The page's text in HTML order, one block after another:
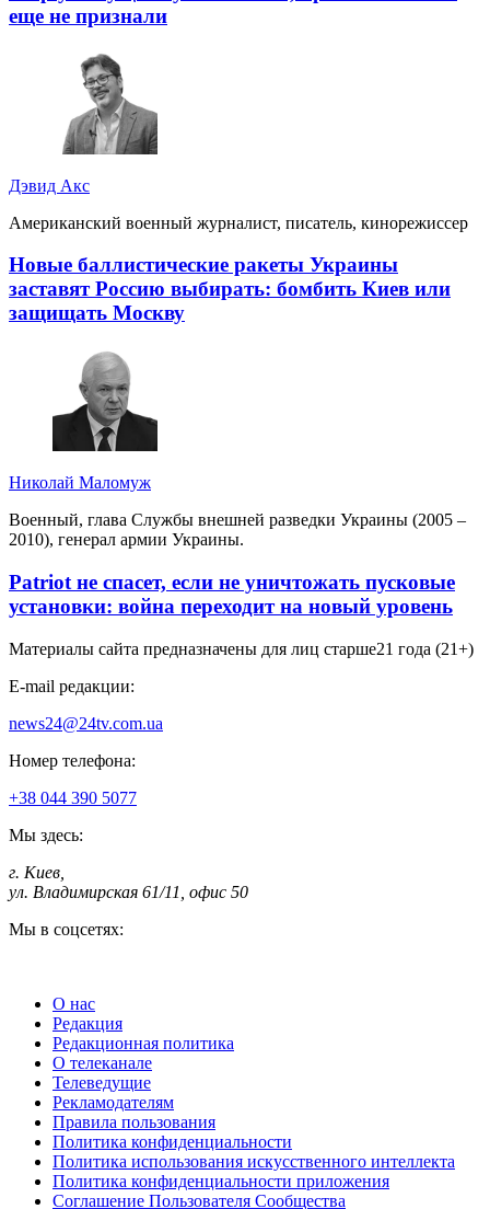
еще не признали
Дэвид Акс
Американский военный журналист, писатель, кинорежиссер
Новые баллистические ракеты Украины
заставят Россию выбирать: бомбить Киев или
защищать Москву
Николай Маломуж
Военный, глава Службы внешней разведки Украины (2005 –
2010), генерал армии Украины.
Patriot не спасет, если не уничтожать пусковые
установки: война переходит на новый уровень
Материалы сайта предназначены для лиц старше21 года (21+)
E-mail редакции:
news24@24tv.com.ua
Номер телефона:
+38 044 390 5077
Мы здесь:
г. Киев
ул. Владимирская 61/11, офис 50
Мы в соцсетях:
О нас
Редакция
Редакционная политика
О телеканале
Телеведущие
Рекламодателям
Правила пользования
Политика конфиденциальности
Политика использования искусственного интеллекта
Политика конфиденциальности приложения
Соглашение Пользователя Сообщества